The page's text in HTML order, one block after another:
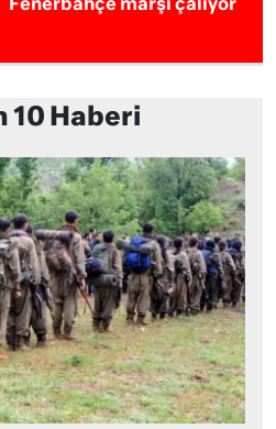
Fenerbahçe marşı çalıyor
10 Haberi